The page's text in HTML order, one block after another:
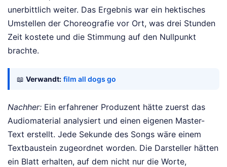
unerbittlich weiter. Das Ergebnis war ein hektisches
Umstellen der Choreografie vor Ort, was drei Stunden
Zeit kostete und die Stimmung auf den Nullpunkt
brachte.
📖 Verwandt: film all dogs go
Nachher: Ein erfahrener Produzent hätte zuerst das
Audiomaterial analysiert und einen eigenen Master-
Text erstellt. Jede Sekunde des Songs wäre einem
Textbaustein zugeordnet worden. Die Darsteller hätten
ein Blatt erhalten, auf dem nicht nur die Worte,